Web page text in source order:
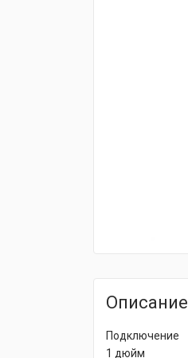
Описание
Подключение
1 дюйм